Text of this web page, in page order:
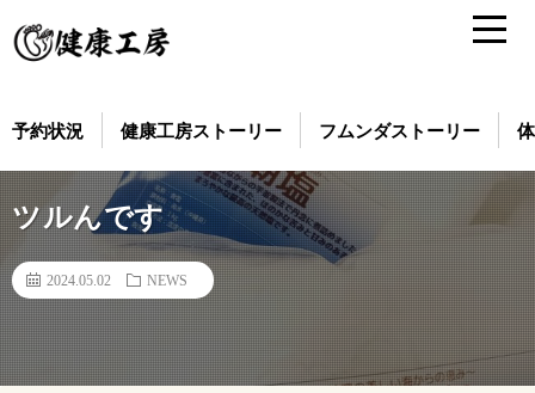
予約状況 健康工房ストーリー フムンダストーリー
ツルんです
2024.05.02 NEWS